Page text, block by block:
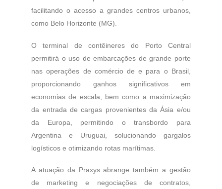
facilitando o acesso a grandes centros urbanos,
como Belo Horizonte (MG).
O terminal de contêineres do Porto Central
permitirá o uso de embarcações de grande porte
nas operações de comércio de e para o Brasil,
proporcionando ganhos significativos em
economias de escala, bem como a maximização
da entrada de cargas provenientes da Ásia e/ou
da Europa, permitindo o transbordo para
Argentina e Uruguai, solucionando gargalos
logísticos e otimizando rotas marítimas.
A atuação da Praxys abrange também a gestão
de marketing e negociações de contratos,